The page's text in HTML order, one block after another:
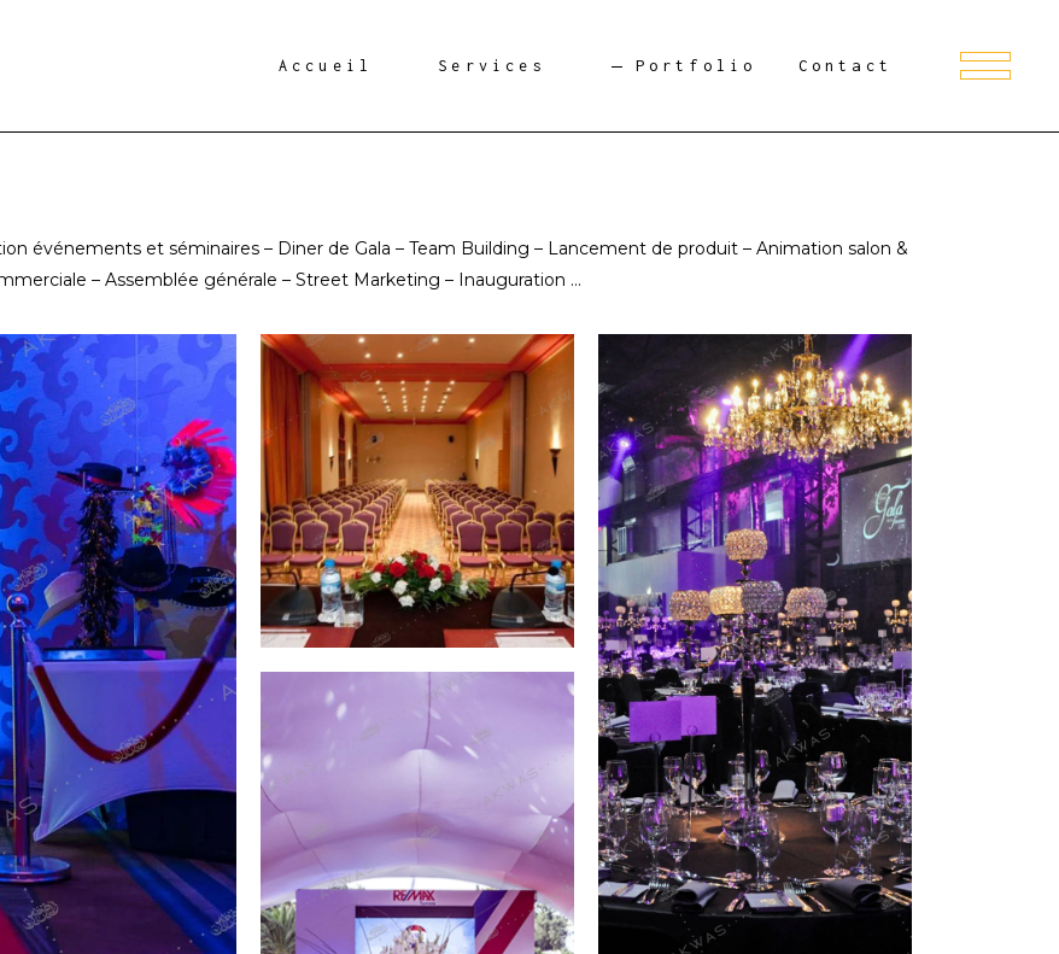
Accueil Services Portfolio Contact
événements et séminaires – Diner de Gala – Team Building – Lancement de produit – Animation salon &
– Assemblée générale – Street Marketing – Inauguration …